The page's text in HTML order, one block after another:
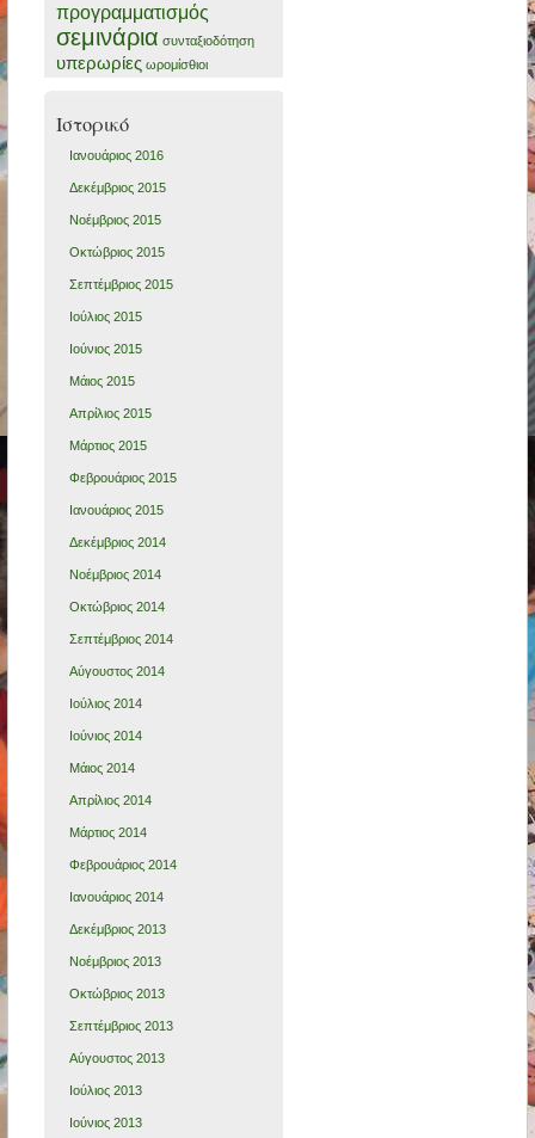
προγραμματισμός
σεμινάρια συνταξιοδότηση
υπερωρίες ωρομίσθιοι
Ιστορικό
Ιανουάριος 2016
Δεκέμβριος 2015
Νοέμβριος 2015
Οκτώβριος 2015
Σεπτέμβριος 2015
Ιούλιος 2015
Ιούνιος 2015
Μάιος 2015
Απρίλιος 2015
Μάρτιος 2015
Φεβρουάριος 2015
Ιανουάριος 2015
Δεκέμβριος 2014
Νοέμβριος 2014
Οκτώβριος 2014
Σεπτέμβριος 2014
Αύγουστος 2014
Ιούλιος 2014
Ιούνιος 2014
Μάιος 2014
Απρίλιος 2014
Μάρτιος 2014
Φεβρουάριος 2014
Ιανουάριος 2014
Δεκέμβριος 2013
Νοέμβριος 2013
Οκτώβριος 2013
Σεπτέμβριος 2013
Αύγουστος 2013
Ιούλιος 2013
Ιούνιος 2013